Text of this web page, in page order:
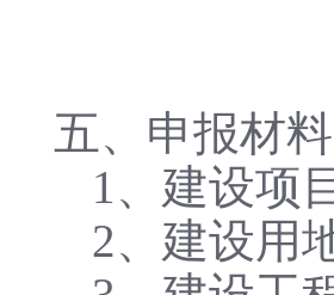
五、申报材料
1、建设项
2、建设用